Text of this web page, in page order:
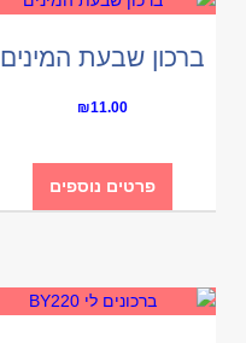
ברכון שבעת המינים
₪11.00
פרטים נוספים